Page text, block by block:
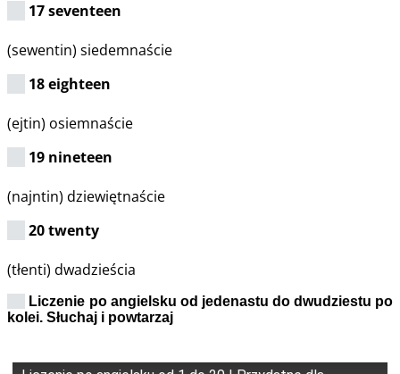
17 seventeen
(sewentin) siedemnaście
18 eighteen
(ejtin) osiemnaście
19 nineteen
(najntin) dziewiętnaście
20 twenty
(tłenti) dwadzieścia
Liczenie po angielsku od jedenastu do dwudziestu po
kolei. Słuchaj i powtarzaj